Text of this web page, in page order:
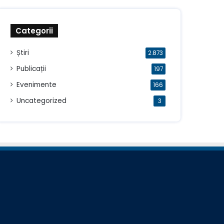
Categorii
Știri 2.873
Publicații 197
Evenimente 166
Uncategorized 3